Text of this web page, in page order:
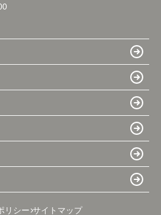
リシー サイトマップ